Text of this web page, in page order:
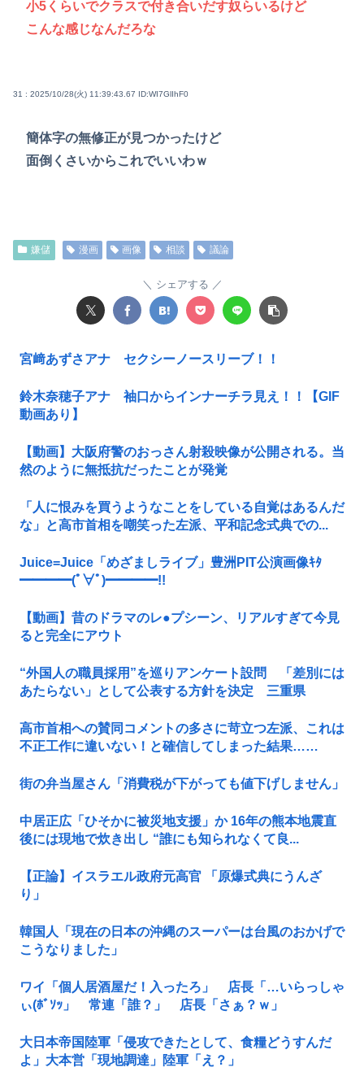
小5くらいでクラスで付き合いだす奴らいるけど
こんな感じなんだろな
31 : 2025/10/28(火) 11:39:43.67 ID:WI7GlIhF0
簡体字の無修正が見つかったけど
面倒くさいからこれでいいわｗ
嫌儲 漫画 画像 相談 議論
シェアする
宮﨑あずさアナ セクシーノースリーブ！！
鈴木奈穂子アナ 袖口からインナーチラ見え！！【GIF
動画あり】
【動画】大阪府警のおっさん射殺映像が公開される。当
然のように無抵抗だったことが発覚
「人に恨みを買うようなことをしている自覚はあるんだ
な」と高市首相を嘲笑った左派、平和記念式典での...
Juice=Juice「めざましライブ」豊洲PIT公演画像ｷﾀ
━━━━(ﾟ∀ﾟ)━━━━!!
【動画】昔のドラマのレ●プシーン、リアルすぎて今見
ると完全にアウト
“外国人の職員採用”を巡りアンケート設問 「差別には
あたらない」として公表する方針を決定 三重県
高市首相への賛同コメントの多さに苛立つ左派、これは
不正工作に違いない！と確信してしまった結果……
街の弁当屋さん「消費税が下がっても値下げしません」
中居正広「ひそかに被災地支援」か 16年の熊本地震直
後には現地で炊き出し “誰にも知られなくて良...
【正論】イスラエル政府元高官 「原爆式典にうんざ
り」
韓国人「現在の日本の沖縄のスーパーは台風のおかげで
こうなりました」
ワイ「個人居酒屋だ！入ったろ」 店長「…いらっしゃ
ぃ(ﾎﾞｿｯ」 常連「誰？」 店長「さぁ？ｗ」
大日本帝国陸軍「侵攻できたとして、食糧どうすんだ
よ」大本営「現地調達」陸軍「え？」